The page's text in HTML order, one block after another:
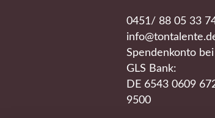
0451/ 88 05 33
Spendenkonto
GLS Bank:
DE 6543 0609
9500